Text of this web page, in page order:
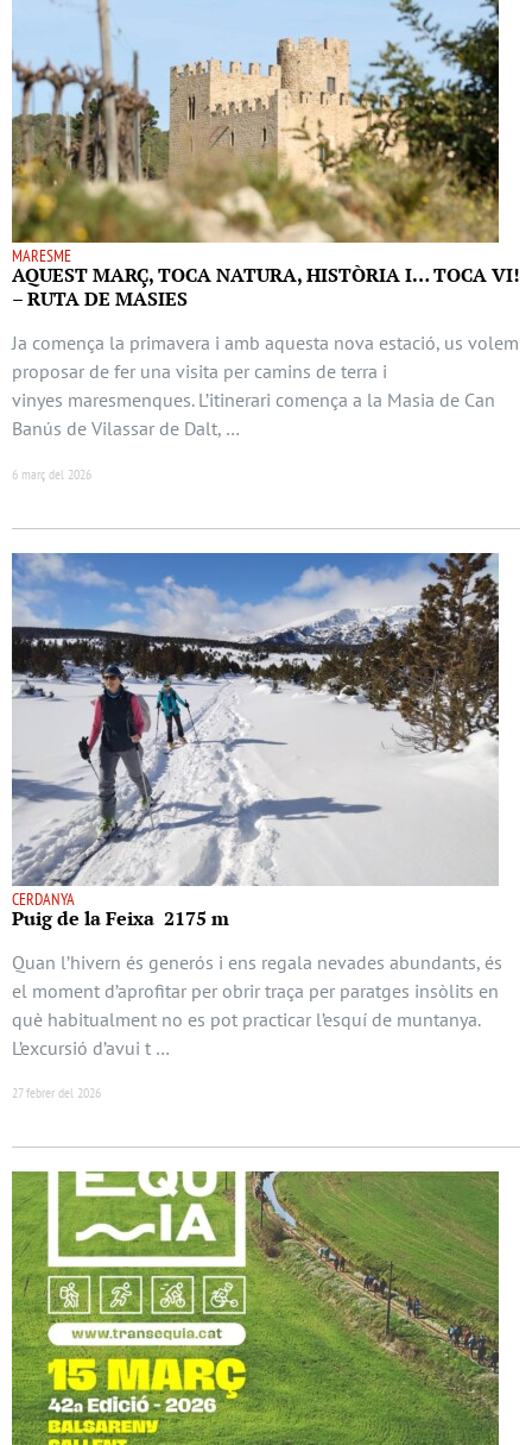
MARESME
AQUEST MARÇ, TOCA NATURA, HISTÒRIA I… TOCA VI!
– RUTA DE MASIES
Ja comença la primavera i amb aquesta nova estació, us volem
proposar de fer una visita per camins de terra i
vinyes maresmenques. L’itinerari comença a la Masia de Can
Banús de Vilassar de Dalt, …
6 març del 2026
CERDANYA
Puig de la Feixa 2175 m
Quan l’hivern és generós i ens regala nevades abundants, és
el moment d’aprofitar per obrir traça per paratges insòlits en
què habitualment no es pot practicar l’esquí de muntanya.
L’excursió d’avui t …
27 febrer del 2026